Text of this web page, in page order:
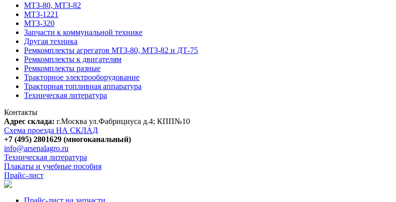
МТЗ-80, МТЗ-82
МТЗ-1221
МТЗ-320
Запчасти к коммунальной технике
Другая техника
Ремкомплекты агрегатов МТЗ-80, МТЗ-82 и ДТ-75
Ремкомплекты к двигателям
Ремкомплекты разные
Тракторное электрооборудование
Тракторная топливная аппаратура
Техническая литература
Контакты
Адрес склада: г.Москва ул.Фабрициуса д.4; КПП№10
Схема проезда НА СКЛАД
+7 (495) 2801629 (многоканальный)
info@arsenalagro.ru
Техническая литература
Плакаты и учебные пособия
Прайс-лист
Прайс-лист на запчасти